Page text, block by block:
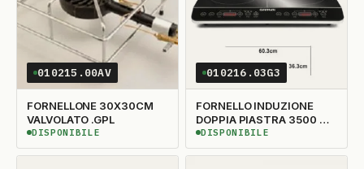
010215.00AV
FORNELLONE 30X30CM
VALVOLATO .GPL
DISPONIBILE
DISPONIBILE
010216.03G3
FORNELLO INDUZIONE
DOPPIA PIASTRA 3500 W -
G3FERRARI - G10047
DISPONIBILE
DISPONIBILE